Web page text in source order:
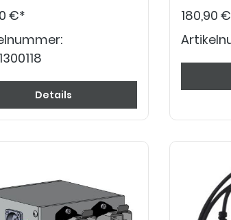
€*
Details
180,90